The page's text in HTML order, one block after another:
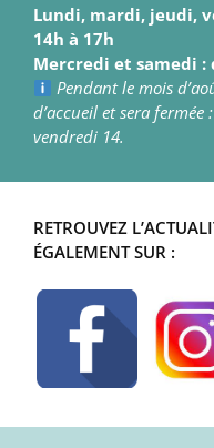
Lundi, mardi, jeudi,
14h à 17h
Mercredi et samedi :
Pendant le mois
d’accueil et sera
vendredi 14.
RETROUVEZ
ÉGALEMENT SUR :